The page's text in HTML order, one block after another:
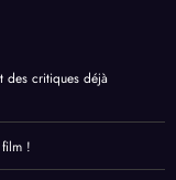
des critiques déjà
!